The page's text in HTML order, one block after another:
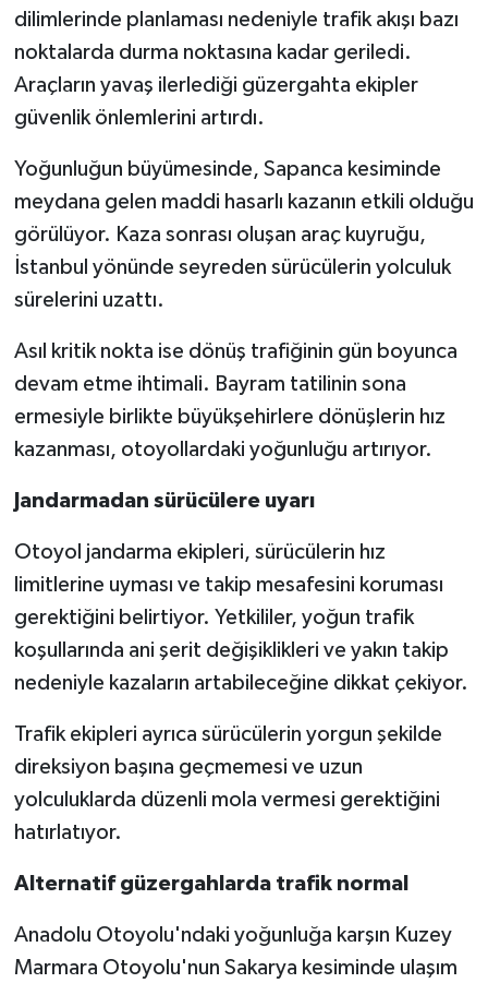
dilimlerinde planlaması nedeniyle trafik akışı bazı
noktalarda durma noktasına kadar geriledi.
Araçların yavaş ilerlediği güzergahta ekipler
güvenlik önlemlerini artırdı.
Yoğunluğun büyümesinde, Sapanca kesiminde
meydana gelen maddi hasarlı kazanın etkili olduğu
görülüyor. Kaza sonrası oluşan araç kuyruğu,
İstanbul yönünde seyreden sürücülerin yolculuk
sürelerini uzattı.
Asıl kritik nokta ise dönüş trafiğinin gün boyunca
devam etme ihtimali. Bayram tatilinin sona
ermesiyle birlikte büyükşehirlere dönüşlerin hız
kazanması, otoyollardaki yoğunluğu artırıyor.
Jandarmadan sürücülere uyarı
Otoyol jandarma ekipleri, sürücülerin hız
limitlerine uyması ve takip mesafesini koruması
gerektiğini belirtiyor. Yetkililer, yoğun trafik
koşullarında ani şerit değişiklikleri ve yakın takip
nedeniyle kazaların artabileceğine dikkat çekiyor.
Trafik ekipleri ayrıca sürücülerin yorgun şekilde
direksiyon başına geçmemesi ve uzun
yolculuklarda düzenli mola vermesi gerektiğini
hatırlatıyor.
Alternatif güzergahlarda trafik normal
Anadolu Otoyolu'ndaki yoğunluğa karşın Kuzey
Marmara Otoyolu'nun Sakarya kesiminde ulaşım